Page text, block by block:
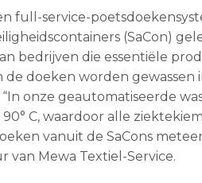
full-service-
(SaCon)
bedrijven die essentiële
doeken worden gewassen
onze geautomatiseerde
C, waardoor alle
vanuit de SaCons
van Mewa Textiel-Service.